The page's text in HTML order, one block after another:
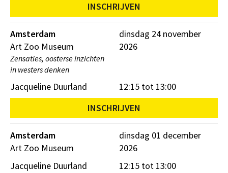
INSCHRIJVEN
Amsterdam
Art Zoo Museum
Zensaties, oosterse inzichten
in westers denken
dinsdag 24 november
2026
12:15 tot 13:00
Jacqueline Duurland
INSCHRIJVEN
Amsterdam
Art Zoo Museum
dinsdag 01 december
2026
12:15 tot 13:00
Jacqueline Duurland